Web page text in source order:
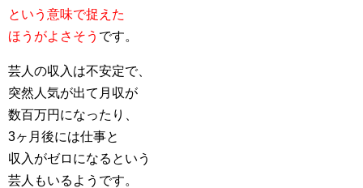
という意味で捉えた
ほうがよさそう です。
芸人の収入は不安定で、
突然人気が出て月収が
数百万円になったり、
3ヶ月後には仕事と
収入がゼロになるという
芸人もいるようです。